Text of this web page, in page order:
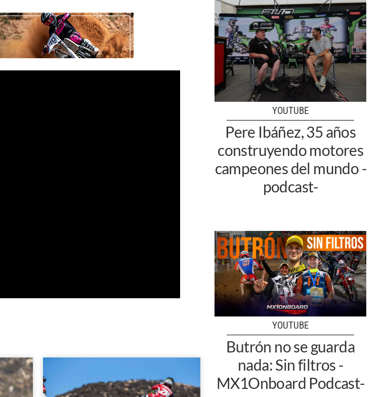
YOUTUBE
Pere Ibáñez, 35 años
construyendo motores
campeones del mundo -
podcast-
YOUTUBE
Butrón no se guarda
nada: Sin filtros -
MX1Onboard Podcast-